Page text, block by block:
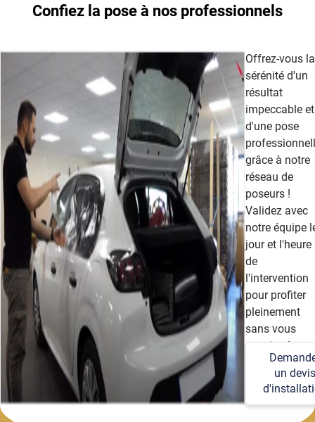
Confiez la pose à nos professionnels
Offrez-vous la
sérénité d'un
résultat
impeccable et
d'une pose
grâce à notre
réseau de
poseurs !
Validez avec
notre équipe
jour et l'heure
de
l'intervention
pour profiter
pleinement
sans vous
soucier des
détails
techniques et
logistiques.
un devis